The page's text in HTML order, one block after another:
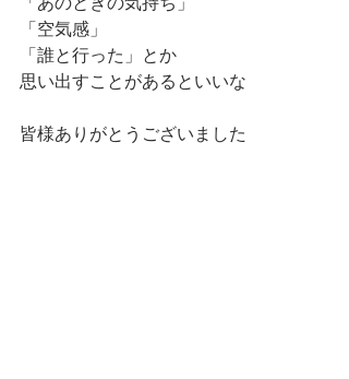
「あのときの気持ち」
「空気感」
「誰と行った」とか
思い出すことがあるといいな
皆様ありがとうございました